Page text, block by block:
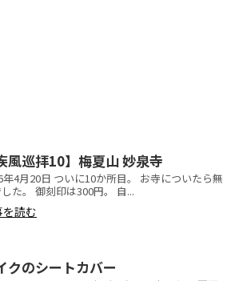
風巡拝10】梅夏山 妙泉寺
年4月20日 ついに10か所目。 お寺についたら無
た。 御刻印は300円。 自...
読む
クのシートカバー